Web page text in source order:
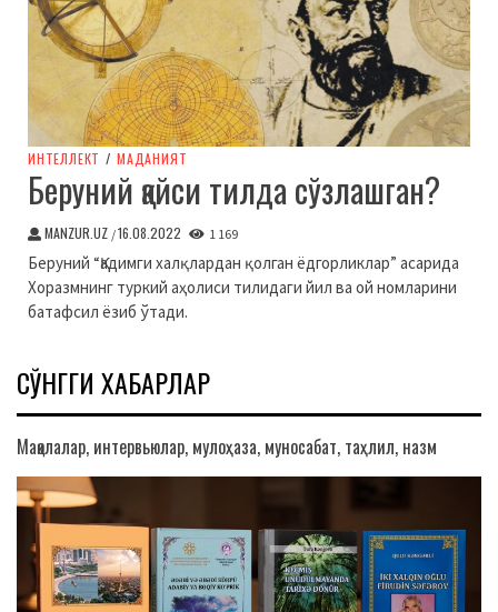
ИНТЕЛЛЕКТ / МАДАНИЯТ
Беруний қайси тилда сўзлашган?
MANZUR.UZ /16.08.2022 1 169
Беруний “Қадимги халқлардан қолган ёдгорликлар” асарида
Хоразмнинг туркий аҳолиси тилидаги йил ва ой номларини
батафсил ёзиб ўтади.
СЎНГГИ ХАБАРЛАР
Мақолалар, интервьюлар, мулоҳаза, муносабат, таҳлил, назм